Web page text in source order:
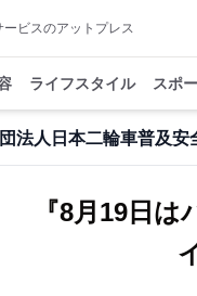
ビスのアットプレス
ライフスタイル スポ
法人日本二輪車普及安
『8月19日